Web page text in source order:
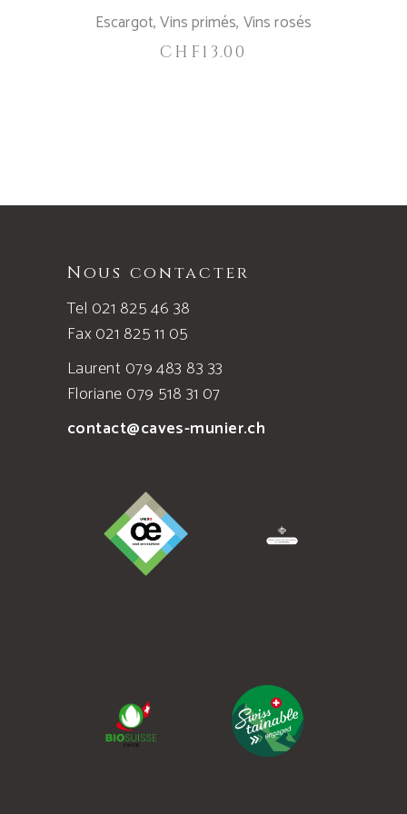
Escargot,Vins primés, Vins rosés
CHF13.00
Nous contacter
Tel 021 825 46 38
Fax 021 825 11 05
Laurent 079 483 83 33
Floriane 079 518 31 07
contact@caves-munier.ch